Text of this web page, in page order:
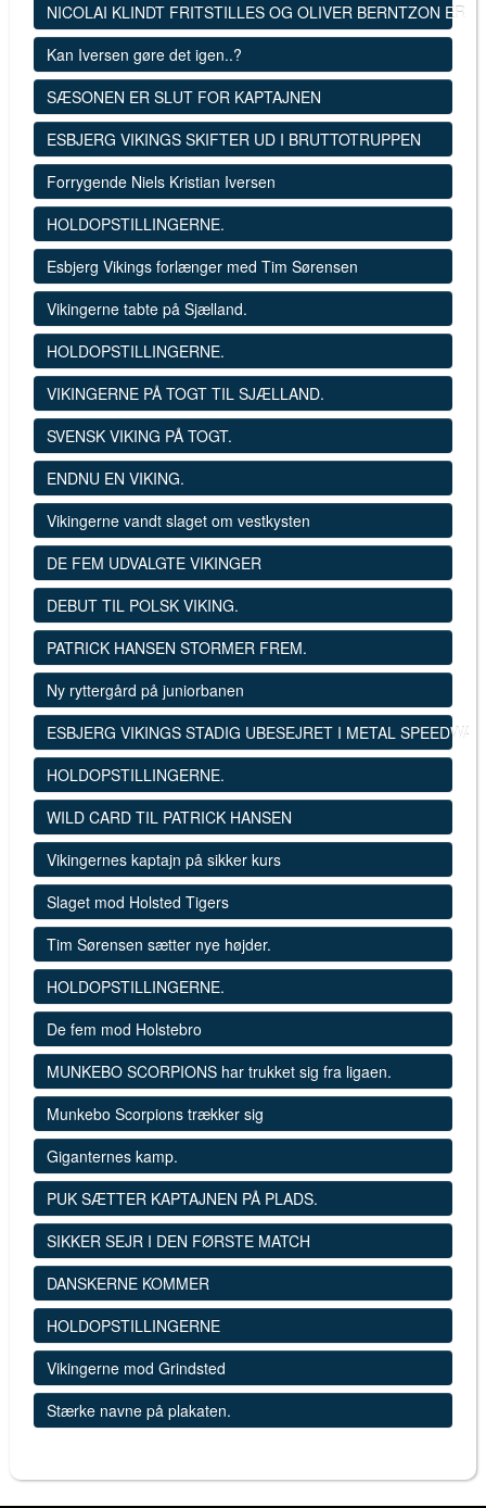
NICOLAI KLINDT FRITSTILLES OG OLIVER BERNTZON ER
Kan Iversen gøre det igen..?
SÆSONEN ER SLUT FOR KAPTAJNEN
ESBJERG VIKINGS SKIFTER UD I BRUTTOTRUPPEN
Forrygende Niels Kristian Iversen
HOLDOPSTILLINGERNE.
Esbjerg Vikings forlænger med Tim Sørensen
Vikingerne tabte på Sjælland.
HOLDOPSTILLINGERNE.
VIKINGERNE PÅ TOGT TIL SJÆLLAND.
SVENSK VIKING PÅ TOGT.
ENDNU EN VIKING.
Vikingerne vandt slaget om vestkysten
DE FEM UDVALGTE VIKINGER
DEBUT TIL POLSK VIKING.
PATRICK HANSEN STORMER FREM.
Ny ryttergård på juniorbanen
ESBJERG VIKINGS STADIG UBESEJRET I METAL
HOLDOPSTILLINGERNE.
WILD CARD TIL PATRICK HANSEN
Vikingernes kaptajn på sikker kurs
Slaget mod Holsted Tigers
Tim Sørensen sætter nye højder.
HOLDOPSTILLINGERNE.
De fem mod Holstebro
MUNKEBO SCORPIONS har trukket sig fra ligaen.
Munkebo Scorpions trækker sig
Giganternes kamp.
PUK SÆTTER KAPTAJNEN PÅ PLADS.
SIKKER SEJR I DEN FØRSTE MATCH
DANSKERNE KOMMER
HOLDOPSTILLINGERNE
Vikingerne mod Grindsted
Stærke navne på plakaten.